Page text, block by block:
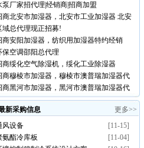
泵厂家招代理|经销商|招商加盟
商北安市加湿器，北安市工业加湿器 北安
普瑞加湿器代理
域总代理现正招募!
商安阳加湿器，纺织用加湿器特约经销
保空调邵阳总代理
商绥化空气除湿机，绥化工业除湿器
商穆棱市加湿器，穆棱市澳普瑞加湿器代
商黑河市加湿器，黑河市澳普瑞加湿器代
新采购信息
更多>>
风设备
[11-15]
氨酯冷库板
[11-04]